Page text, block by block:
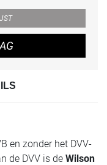
en zonder het DVV-
de DVV is de Wilson